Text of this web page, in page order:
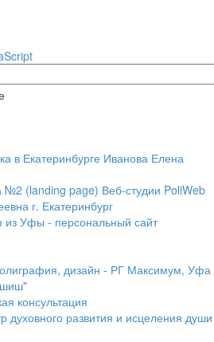
в Екатеринбурге Иванова Елена
№2 (landing page) Веб-студии PoliWeb
г. Екатеринбург
Уфы - персональный сайт
дизайн - РГ Максимум, Уфа
консультация
духовного развития ­­и исцеления